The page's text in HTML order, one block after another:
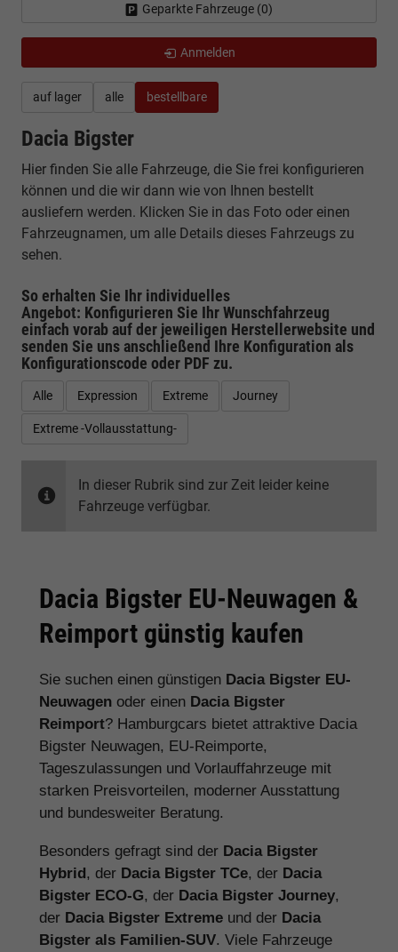
auf lager alle bestellbare
Dacia Bigster
Hier finden Sie alle Fahrzeuge, die Sie frei konfigurieren
können und die wir dann wie von Ihnen bestellt
ausliefern werden. Klicken Sie in das Foto oder einen
Fahrzeugnamen, um alle Details dieses Fahrzeugs zu
sehen.
So erhalten Sie Ihr individuelles
Angebot: Konfigurieren Sie Ihr Wunschfahrzeug
einfach vorab auf der jeweiligen Herstellerwebsite und
senden Sie uns anschließend Ihre Konfiguration als
Konfigurationscode oder PDF zu.
Alle Expression Extreme Journey
Extreme -Vollausstattung-
In dieser Rubrik sind zur Zeit leider keine
Fahrzeuge verfügbar.
Dacia Bigster EU-Neuwagen &
Reimport günstig kaufen
Sie suchen einen günstigen Dacia Bigster EU-
Neuwagen oder einen Dacia Bigster
Reimport? Hamburgcars bietet attraktive Dacia
Bigster Neuwagen, EU-Reimporte,
Tageszulassungen und Vorlauffahrzeuge mit
starken Preisvorteilen, moderner Ausstattung
und bundesweiter Beratung.
Besonders gefragt sind der Dacia Bigster
Hybrid, der Dacia Bigster TCe, der Dacia
Bigster ECO-G, der Dacia Bigster Journey,
der Dacia Bigster Extreme und der Dacia
Bigster als Familien-SUV. Viele Fahrzeuge
Geparkte Fahrzeuge (0)
Anmelden